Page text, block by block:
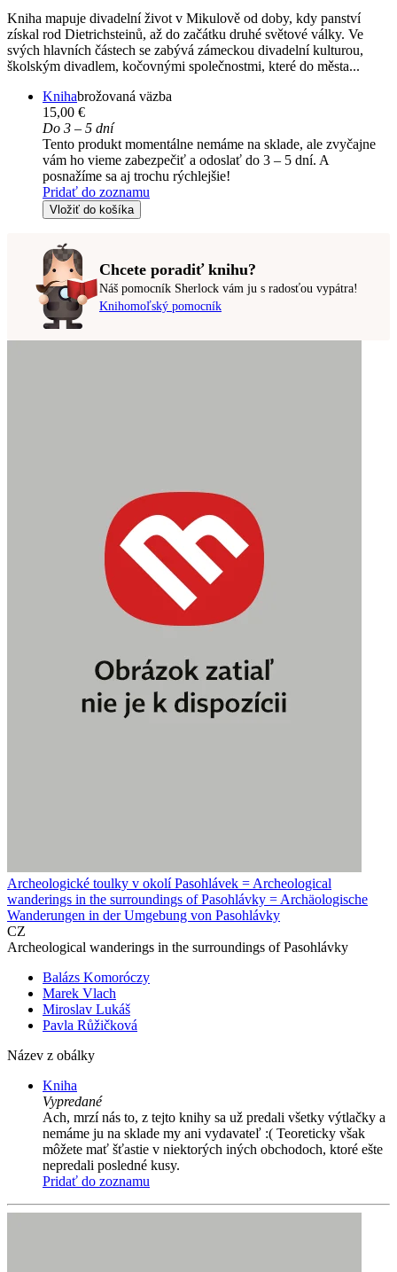
Kniha mapuje divadelní život v Mikulově od doby, kdy panství
získal rod Dietrichsteinů, až do začátku druhé světové války. Ve
svých hlavních částech se zabývá zámeckou divadelní kulturou,
školským divadlem, kočovnými společnostmi, které do města...
Knihabrožovaná väzba
15,00 €
Do 3 – 5 dní
Tento produkt momentálne nemáme na sklade, ale zvyčajne
vám ho vieme zabezpečiť a odoslať do 3 – 5 dní. A
posnažíme sa aj trochu rýchlejšie!
Pridať do zoznamu
Vložiť do košíka
Chcete poradiť knihu?
Náš pomocník Sherlock vám ju s radosťou vypátra!
Knihomoľský pomocník
Archeologické toulky v okolí Pasohlávek = Archeological
wanderings in the surroundings of Pasohlávky = Archäologische
Wanderungen in der Umgebung von Pasohlávky
CZ
Archeological wanderings in the surroundings of Pasohlávky
Balázs Komoróczy
Marek Vlach
Miroslav Lukáš
Pavla Růžičková
Název z obálky
Kniha
Vypredané
Ach, mrzí nás to, z tejto knihy sa už predali všetky výtlačky a
nemáme ju na sklade my ani vydavateľ :( Teoreticky však
môžete mať šťastie v niektorých iných obchodoch, ktoré ešte
nepredali posledné kusy.
Pridať do zoznamu